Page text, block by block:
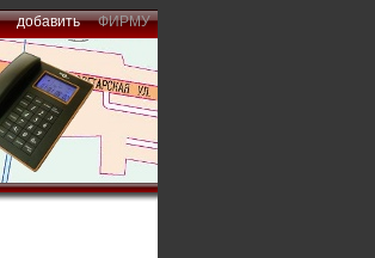
добавить ФИРМУ